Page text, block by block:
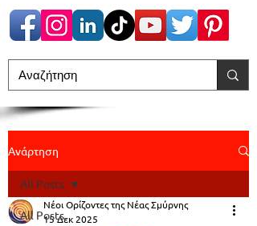
Ανάρτηση
All Posts
All Posts
Νέοι Ορίζοντες της Νέας Σμύρνης
15 Δεκ 2025